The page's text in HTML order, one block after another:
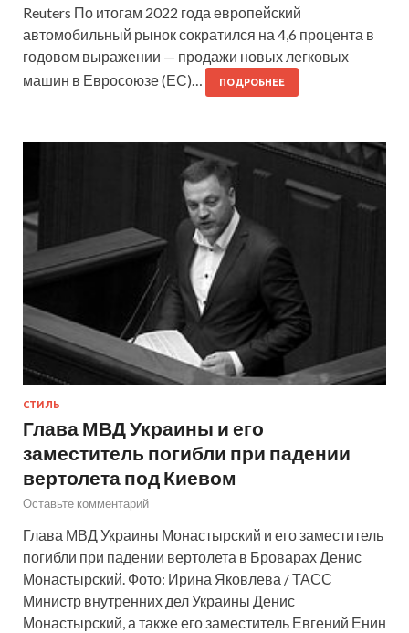
Reuters По итогам 2022 года европейский
автомобильный рынок сократился на 4,6 процента в
годовом выражении — продажи новых легковых
машин в Евросоюзе (ЕС)…
ПОДРОБНЕЕ
СТИЛЬ
Глава МВД Украины и его
заместитель погибли при падении
вертолета под Киевом
Оставьте комментарий
Глава МВД Украины Монастырский и его заместитель
погибли при падении вертолета в Броварах Денис
Монастырский. Фото: Ирина Яковлева / ТАСС
Министр внутренних дел Украины Денис
Монастырский, а также его заместитель Евгений Енин